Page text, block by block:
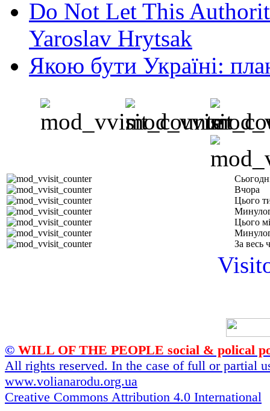
Do Not Let This
Yaroslav Hrytsak
Якою бути Україні:
Вчора
Цього
Цього
За весь
© WILL OF THE PEOPLE social & polical
All rights reserved. In the case of full or partial
www.volianarodu.org.ua
Creative Commons Attribution 4.0 International